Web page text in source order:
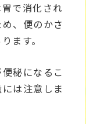
で消化され
、便のかさ
ます。
秘になるこ
は注意しま